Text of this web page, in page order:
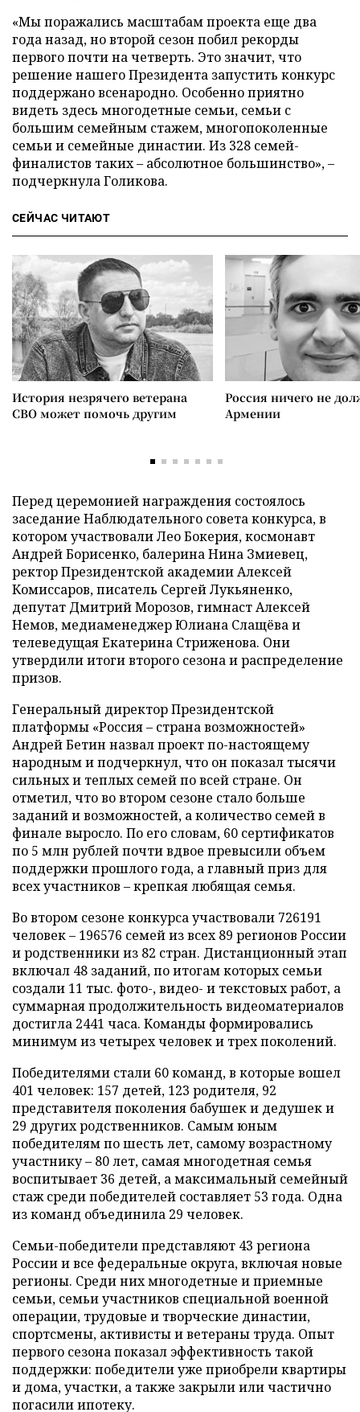
«Мы поражались масштабам проекта еще два
года назад, но второй сезон побил рекорды
первого почти на четверть. Это значит, что
решение нашего Президента запустить конкурс
поддержано всенародно. Особенно приятно
видеть здесь многодетные семьи, семьи с
большим семейным стажем, многопоколенные
семьи и семейные династии. Из 328 семей-
финалистов таких – абсолютное большинство», –
подчеркнула Голикова.
СЕЙЧАС ЧИТАЮТ
История незрячего ветерана
СВО может помочь другим
Россия ничего не
Армении
Перед церемонией награждения состоялось
заседание Наблюдательного совета конкурса, в
котором участвовали Лео Бокерия, космонавт
Андрей Борисенко, балерина Нина Змиевец,
ректор Президентской академии Алексей
Комиссаров, писатель Сергей Лукьяненко,
депутат Дмитрий Морозов, гимнаст Алексей
Немов, медиаменеджер Юлиана Слащёва и
телеведущая Екатерина Стриженова. Они
утвердили итоги второго сезона и распределение
призов.
Генеральный директор Президентской
платформы «Россия – страна возможностей»
Андрей Бетин назвал проект по-настоящему
народным и подчеркнул, что он показал тысячи
сильных и теплых семей по всей стране. Он
отметил, что во втором сезоне стало больше
заданий и возможностей, а количество семей в
финале выросло. По его словам, 60 сертификатов
по 5 млн рублей почти вдвое превысили объем
поддержки прошлого года, а главный приз для
всех участников – крепкая любящая семья.
Во втором сезоне конкурса участвовали 726191
человек – 196576 семей из всех 89 регионов России
и родственники из 82 стран. Дистанционный этап
включал 48 заданий, по итогам которых семьи
создали 11 тыс. фото-, видео- и текстовых работ, а
суммарная продолжительность видеоматериалов
достигла 2441 часа. Команды формировались
минимум из четырех человек и трех поколений.
Победителями стали 60 команд, в которые вошел
401 человек: 157 детей, 123 родителя, 92
представителя поколения бабушек и дедушек и
29 других родственников. Самым юным
победителям по шесть лет, самому возрастному
участнику – 80 лет, самая многодетная семья
воспитывает 36 детей, а максимальный семейный
стаж среди победителей составляет 53 года. Одна
из команд объединила 29 человек.
Семьи-победители представляют 43 региона
России и все федеральные округа, включая новые
регионы. Среди них многодетные и приемные
семьи, семьи участников специальной военной
операции, трудовые и творческие династии,
спортсмены, активисты и ветераны труда. Опыт
первого сезона показал эффективность такой
поддержки: победители уже приобрели квартиры
и дома, участки, а также закрыли или частично
погасили ипотеку.